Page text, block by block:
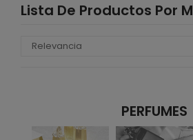
Lista De Productos Por
Relevancia
PERFUMES